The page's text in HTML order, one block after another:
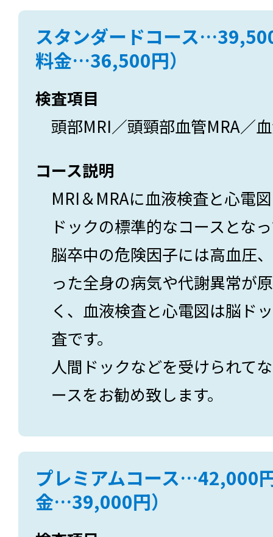
スタンダードコース
料金…36,500円）
検査項目
頭部MRI／頭頸部血管MRA／
コース説明
MRI＆MRAに血液検査と心電
ドックの標準的なコースとな
脳卒中の危険因子には高血圧
った全身の病気や代謝異常が
く、血液検査と心電図は脳ド
査です。
人間ドックなどを受けられて
ースをお勧め致します。
プレミアムコース…42,000
金…39,000円）